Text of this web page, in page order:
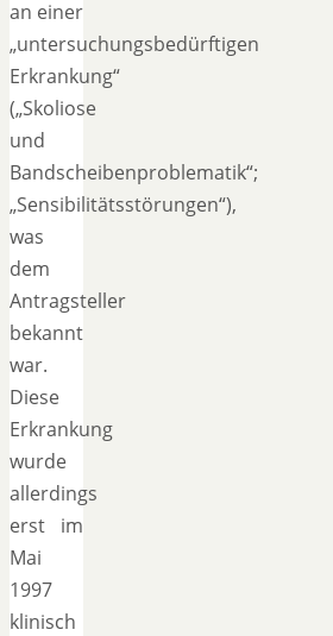
an einer
„untersuchungsbedürftigen
Erkrankung“
(„Skoliose
und
Bandscheibenproblematik“;
„Sensibilitätsstörungen“),
was
dem
Antragsteller
bekannt
war.
Diese
Erkrankung
wurde
allerdings
erst im
Mai
1997
klinisch